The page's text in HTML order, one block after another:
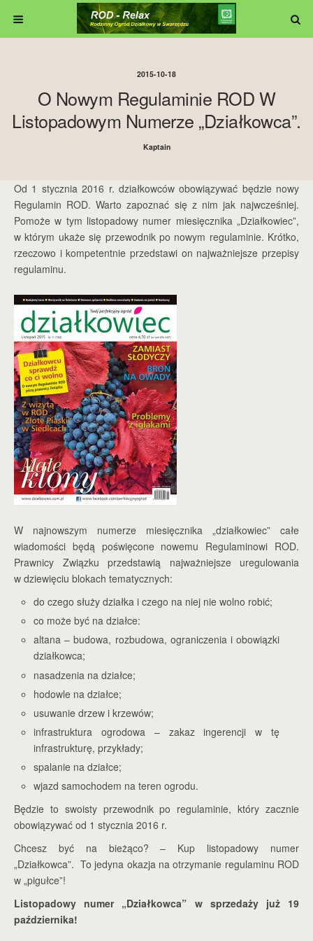
2015-10-18
O Nowym Regulaminie ROD W
Listopadowym Numerze „działkowca”.
Kaptain
Od 1 stycznia 2016 r. działkowców obowiązywać będzie nowy
Regulamin ROD. Warto zapoznać się z nim jak najwcześniej.
Pomoże w tym listopadowy numer miesięcznika „Działkowiec”,
w którym ukaże się przewodnik po nowym regulaminie. Krótko,
rzeczowo i kompetentnie przedstawi on najważniejsze przepisy
regulaminu.
W najnowszym numerze miesięcznika „działkowiec” całe
wiadomości będą poświęcone nowemu Regulaminowi ROD.
Prawnicy Związku przedstawią najważniejsze uregulowania
w dziewięciu blokach tematycznych:
do czego służy działka i czego na niej nie wolno robić;
co może być na działce:
altana – budowa, rozbudowa, ograniczenia i obowiązki
działkowca;
nasadzenia na działce;
hodowle na działce;
usuwanie drzew i krzewów;
infrastruktura ogrodowa – zakaz ingerencji w tę
infrastrukturę, przykłady;
spalanie na działce;
wjazd samochodem na teren ogrodu.
Będzie to swoisty przewodnik po regulaminie, który zacznie
obowiązywać od 1 stycznia 2016 r.
Chcesz być na bieżąco? – Kup listopadowy numer
„Działkowca”. To jedyna okazja na otrzymanie regulaminu ROD
w „pigułce”!
Listopadowy numer „Działkowca” w sprzedaży już 19
października!